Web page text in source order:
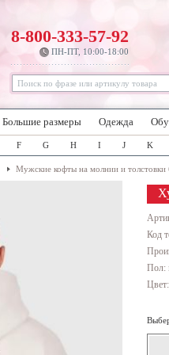
8-800-333-57-92
ПН-ПТ, 10:00-18:00
Большие размеры Одежда
F G H I J K
Мужские кофты на молнии и толстовки
Код
Пол: